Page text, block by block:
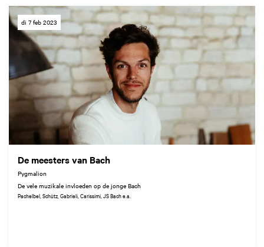
De meesters van Bach
Pygmalion
De vele muzikale invloeden op de jonge Bach
Pachelbel, Schütz, Gabrieli, Carissimi, JS Bach e.a.
di 7 feb 2023